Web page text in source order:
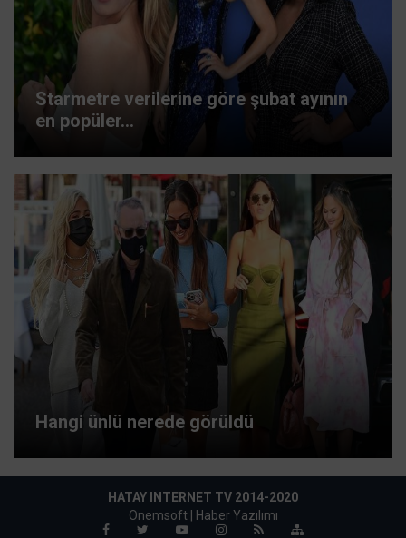
Starmetre verilerine göre şubat ayının
en popüler...
Hangi ünlü nerede görüldü
HATAY INTERNET TV 2014-2020
Onemsoft | Haber Yazılımı